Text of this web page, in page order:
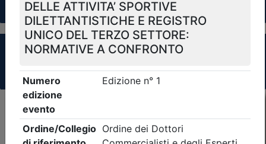
Collegi Professionali
Clicca qui - espandi la sezione dei filtri ricerca
Criteri di ricerca applicati: